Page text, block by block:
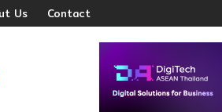
Us Contact